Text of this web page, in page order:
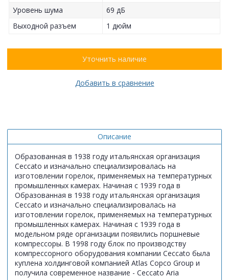
Уровень шума
69 дБ
Выходной разъем
1 дюйм
Уточнить наличие
Добавить в сравнение
Описание
Образованная в 1938 году итальянская организация
Ceccato и изначально специализировалась на
изготовлении горелок, применяемых на температурных
промышленных камерах. Начиная с 1939 года в
Образованная в 1938 году итальянская организация
Ceccato и изначально специализировалась на
изготовлении горелок, применяемых на температурных
промышленных камерах. Начиная с 1939 года в
модельном ряде организации появились поршневые
компрессоры. В 1998 году блок по производству
компрессорного оборудования компании Ceccato была
куплена холдинговой компанией Atlas Copco Group и
получила современное название - Ceccato Aria